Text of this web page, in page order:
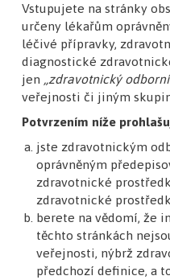
aplikaci alespoň osm
významnější snížení
závažnost AD) a
pacientem) ve
používali méně nebo
naznačuje, že
podpory může vést
onemocnění a vyšší
Studie rovněž
a akceptovatelnost
intervence v klinické
Vstupujete na stránky
určeny lékařům
léčivé přípravky,
diagnostické
jen „zdravotnický
veřejnosti či jiným
Potvrzením níže
jste zdravotnickým
oprávněným
zdravotnické
zdravotnické
berete na vědomí, že
těchto stránkách
veřejnosti, nýbrž
předchozí definice, a